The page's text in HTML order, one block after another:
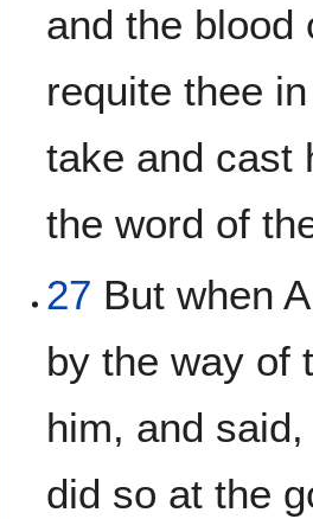
and the blood
requite thee
take and cast
the word of
27 But when
by the way of
him, and
did so at the